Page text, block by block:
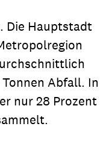
Die Hauptstadt
Abfall. In
nur 28 Prozent